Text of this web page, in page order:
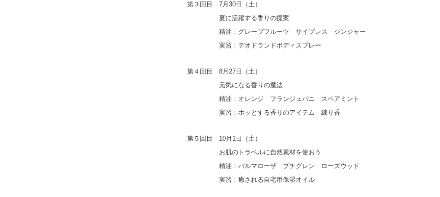
第３回目 7月30日（土）
夏に活躍する香りの提案
精油：グレープフルーツ サイプレス ジンジャー
実習：デオドランドボディスプレー
第４回目 8月27日（土）
元気になる香りの魔法
精油：オレンジ フランジュパニ スペアミント
実習：ホッとする香りのアイテム 練り香
第５回目 10月1日（土）
お肌のトラベルに自然素材を使おう
精油：パルマローザ プチグレン ローズウッド
実習：癒される自宅用保湿オイル